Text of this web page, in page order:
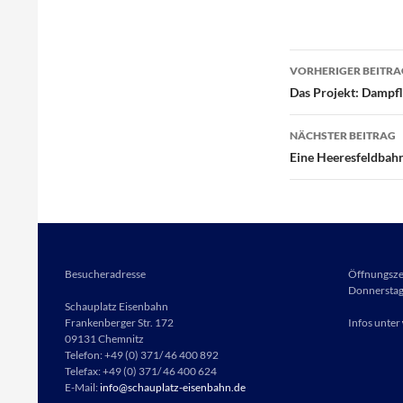
VORHERIGER
Das Projekt:
NÄCHSTER BEITRAG
Eine
Besucheradresse
Schauplatz Eisenbahn
Frankenberger Str. 172
09131 Chemnitz
Telefon: +49 (0) 371/ 46 400 892
Telefax: +49 (0) 371/ 46 400 624
E-Mail:info@schauplatz-eisenbahn.de
Infos unter